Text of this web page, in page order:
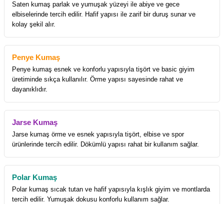
Saten kumaş parlak ve yumuşak yüzeyi ile abiye ve gece
elbiselerinde tercih edilir. Hafif yapısı ile zarif bir duruş sunar ve
kolay şekil alır.
Penye Kumaş
Penye kumaş esnek ve konforlu yapısıyla tişört ve basic giyim
üretiminde sıkça kullanılır. Örme yapısı sayesinde rahat ve
dayanıklıdır.
Jarse Kumaş
Jarse kumaş örme ve esnek yapısıyla tişört, elbise ve spor
ürünlerinde tercih edilir. Dökümlü yapısı rahat bir kullanım sağlar.
Polar Kumaş
Polar kumaş sıcak tutan ve hafif yapısıyla kışlık giyim ve montlarda
tercih edilir. Yumuşak dokusu konforlu kullanım sağlar.